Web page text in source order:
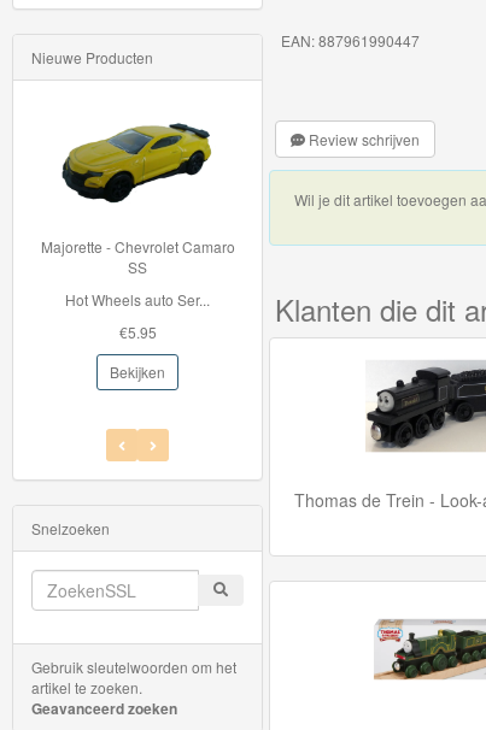
Thomas
Trackmaster
Along
Thomas
trein
hout
Thomas
Treinen
en
Wagons
Thomas
Adventures
EAN: 887961990447
Review schrijven
Wil je dit artikel toevoegen
Klanten die dit
Thomas de Trein -
Nieuwe Producten
33996 BRIO Container Kraan
Met de 33996 Contain...
€42.95
Bekijken
Snelzoeken
Gebruik sleutelwoorden om het
artikel te zoeken.
Geavanceerd zoeken